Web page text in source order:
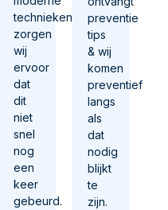
technieken
zorgen
wij
ervoor
dat
dit
niet
snel
nog
een
keer
gebeurd.
preventie
tips
& wij
komen
preventief
langs
als
dat
nodig
blijkt
te
zijn.